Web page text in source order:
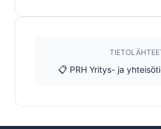
📋 PRH Yritys- ja